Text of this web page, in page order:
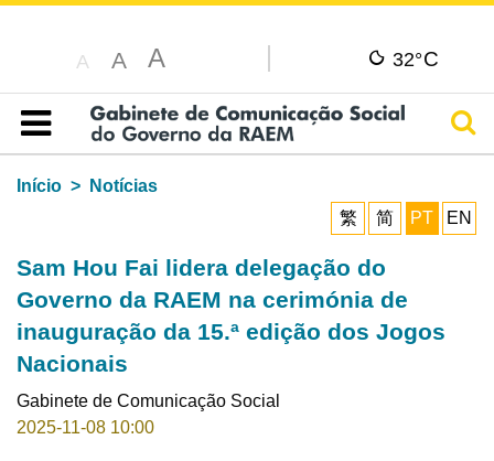
A A A 32°C
Índice
Início
Notícias
繁
简 PT EN
Sam Hou Fai lidera delegação do
Governo da RAEM na cerimónia de
inauguração da 15.ª edição dos Jogos
Nacionais
Gabinete de Comunicação Social
2025-11-08 10:00